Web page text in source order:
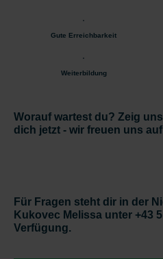
Gute Erreichbarkeit
Weiterbildung
Worauf wartest du? Zeig
dich jetzt - wir freuen uns
Für Fragen steht dir in der
Kukovec Melissa unter +43
Verfügung.